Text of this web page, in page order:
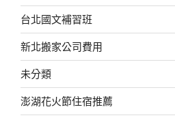
台北國文補習班
新北搬家公司費用
未分類
澎湖花火節住宿推薦